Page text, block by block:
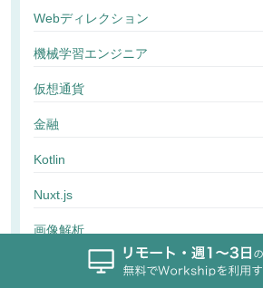
Webディレクション
機械学習エンジニア
仮想通貨
金融
Kotlin
Nuxt.js
画像解析